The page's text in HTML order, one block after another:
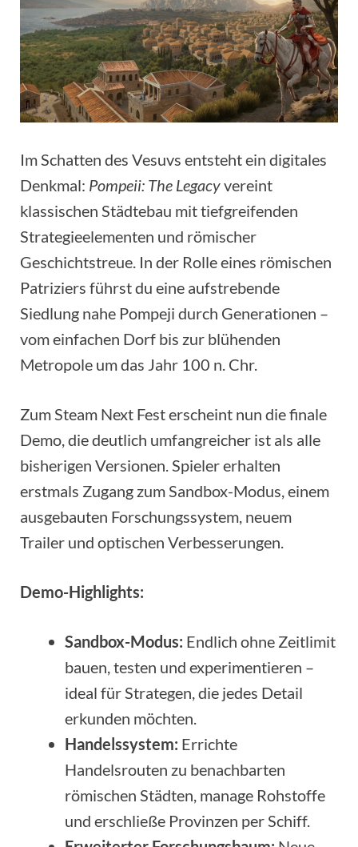
Im Schatten des Vesuvs entsteht ein digitales
Denkmal: Pompeii: The Legacyvereint
klassischen Städtebau mit tiefgreifenden
Strategieelementen und römischer
Geschichtstreue. In der Rolle eines römischen
Patriziers führst du eine aufstrebende
Siedlung nahe Pompeji durch Generationen –
vom einfachen Dorf bis zur blühenden
Metropole um das Jahr 100 n. Chr.
Zum Steam Next Fest erscheint nun die finale
Demo, die deutlich umfangreicher ist als alle
bisherigen Versionen. Spieler erhalten
erstmals Zugang zum Sandbox-Modus, einem
ausgebauten Forschungssystem, neuem
Trailer und optischen Verbesserungen.
Demo-Highlights:
Sandbox-Modus: Endlich ohne Zeitlimit
bauen, testen und experimentieren –
ideal für Strategen, die jedes Detail
erkunden möchten.
Handelssystem: Errichte
Handelsrouten zu benachbarten
römischen Städten, manage Rohstoffe
und erschließe Provinzen per Schiff.